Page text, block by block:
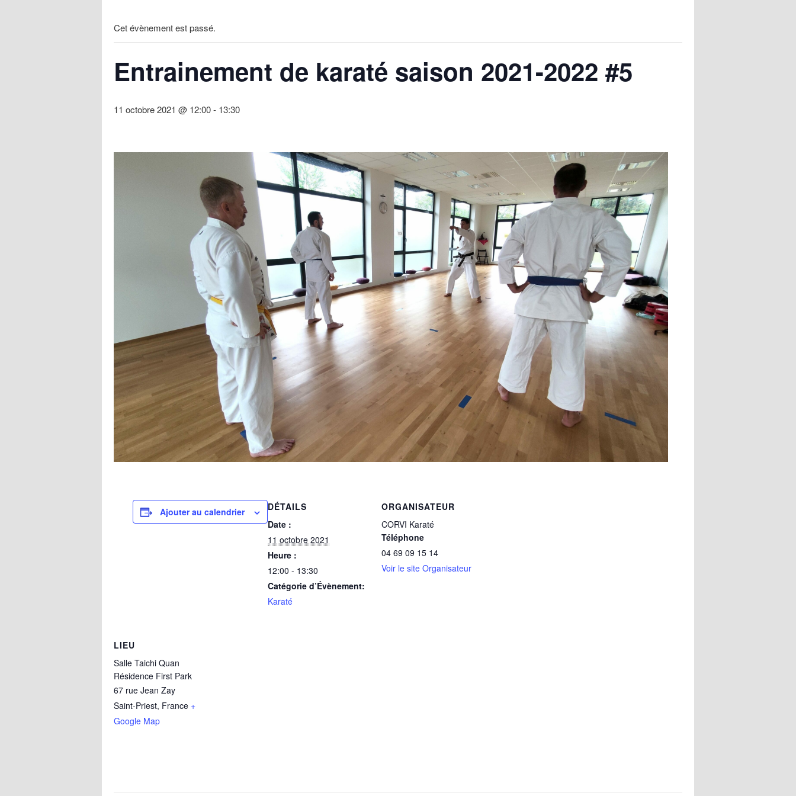
Cet évènement est passé.
Entrainement de karaté saison 2021-2022 #5
11 octobre 2021 @ 12:00- 13:30
Ajouter au calendrier
DÉTAILS
Date :
11 octobre 2021
Heure :
12:00 - 13:30
Catégorie d’Évènement:
Karaté
ORGANISATEUR
CORVI Karaté
Téléphone
04 69 09 15 14
Voir le site Organisateur
LIEU
Salle Taichi Quan
Résidence First Park
67 rue Jean Zay
Saint-Priest, France +
Google Map